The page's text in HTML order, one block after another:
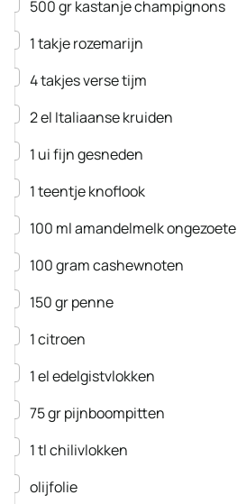
500grkastanje champignons
▢
1takjerozemarijn
▢
4takjesverse tijm
▢
2el Italiaanse kruiden
▢
1 uifijn gesneden
▢
1teentjeknoflook
▢
100 mlamandelmelkongezoete
▢
100gramcashewnoten
▢
150grpenne
▢
1citroen
▢
1eledelgistvlokken
▢
75grpijnboompitten
▢
1tlchilivlokken
▢
olijfolie